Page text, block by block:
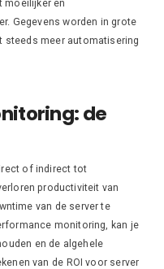
moeilijker en
Gegevens worden in grote
steeds meer automatisering
de
of indirect tot
productiviteit van
van de server te
monitoring, kan je
en de algehele
van de ROI voor server